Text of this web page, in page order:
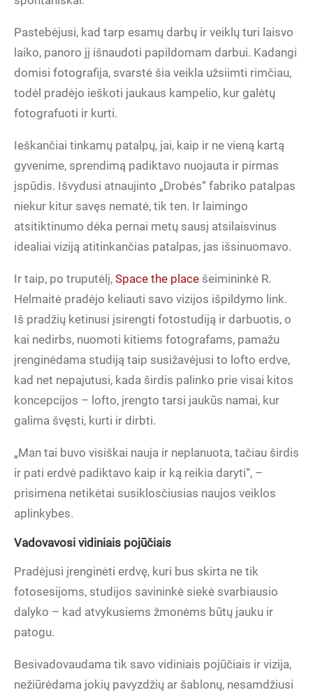
Pastebėjusi, kad tarp esamų darbų ir veiklų turi laisvo
laiko, panoro jį išnaudoti papildomam darbui. Kadangi
domisi fotografija, svarstė šia veikla užsiimti rimčiau,
todėl pradėjo ieškoti jaukaus kampelio, kur galėtų
fotografuoti ir kurti.
Ieškančiai tinkamų patalpų, jai, kaip ir ne vieną kartą
gyvenime, sprendimą padiktavo nuojauta ir pirmas
įspūdis. Išvydusi atnaujinto „Drobės“ fabriko patalpas
niekur kitur savęs nematė, tik ten. Ir laimingo
atsitiktinumo dėka pernai metų sausį atsilaisvinus
idealiai viziją atitinkančias patalpas, jas išsinuomavo.
Ir taip, po truputėlį, Space the place šeimininkė R.
Helmaitė pradėjo keliauti savo vizijos išpildymo link.
Iš pradžių ketinusi įsirengti fotostudiją ir darbuotis, o
kai nedirbs, nuomoti kitiems fotografams, pamažu
įrenginėdama studiją taip susižavėjusi to lofto erdve,
kad net nepajutusi, kada širdis palinko prie visai kitos
koncepcijos – lofto, įrengto tarsi jaukūs namai, kur
galima švęsti, kurti ir dirbti.
„Man tai buvo visiškai nauja ir neplanuota, tačiau širdis
ir pati erdvė padiktavo kaip ir ką reikia daryti“, –
prisimena netikėtai susiklosčiusias naujos veiklos
aplinkybes.
Vadovavosi vidiniais pojūčiais
Pradėjusi įrenginėti erdvę, kuri bus skirta ne tik
fotosesijoms, studijos savininkė siekė svarbiausio
dalyko – kad atvykusiems žmonėms būtų jauku ir
patogu.
Besivadovaudama tik savo vidiniais pojūčiais ir vizija,
nežiūrėdama jokių pavyzdžių ar šablonų, nesamdžiusi